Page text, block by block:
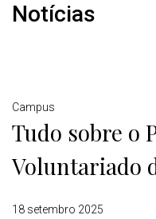
Notícias
Detalhes
Campus
Tudo sobre o
Voluntariado
18 setembro 2025